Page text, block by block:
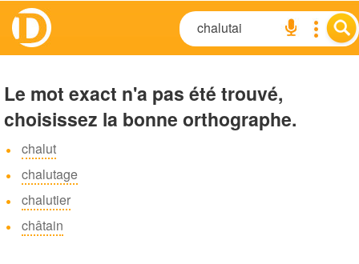
Le mot exact n'a pas été trouvé,
choisissez la bonne orthographe.
chalut
chalutage
chalutier
châtain